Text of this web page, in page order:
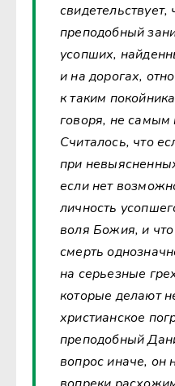
свидетельствует,
преподобный
усопших,
и на дорогах,
к таким
говоря, не самым
Считалось, что
при
если нет
личность
воля Божия, и
смерть
на серьезные
которые делают
христианское
преподобный
вопрос иначе, он